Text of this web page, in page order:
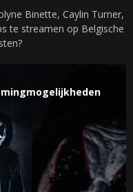
Binette, Caylin Turner,
te streamen op Belgische